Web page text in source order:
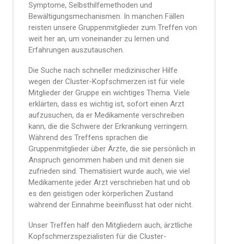
Symptome, Selbsthilfemethoden und
Bewältigungsmechanismen. In manchen Fällen
reisten unsere Gruppenmitglieder zum Treffen von
weit her an, um voneinander zu lernen und
Erfahrungen auszutauschen.
Die Suche nach schneller medizinischer Hilfe
wegen der Cluster-Kopfschmerzen ist für viele
Mitglieder der Gruppe ein wichtiges Thema. Viele
erklärten, dass es wichtig ist, sofort einen Arzt
aufzusuchen, da er Medikamente verschreiben
kann, die die Schwere der Erkrankung verringern.
Während des Treffens sprachen die
Gruppenmitglieder über Ärzte, die sie persönlich in
Anspruch genommen haben und mit denen sie
zufrieden sind. Thematisiert wurde auch, wie viel
Medikamente jeder Arzt verschrieben hat und ob
es den geistigen oder körperlichen Zustand
während der Einnahme beeinflusst hat oder nicht.
Unser Treffen half den Mitgliedern auch, ärztliche
Kopfschmerzspezialisten für die Cluster-